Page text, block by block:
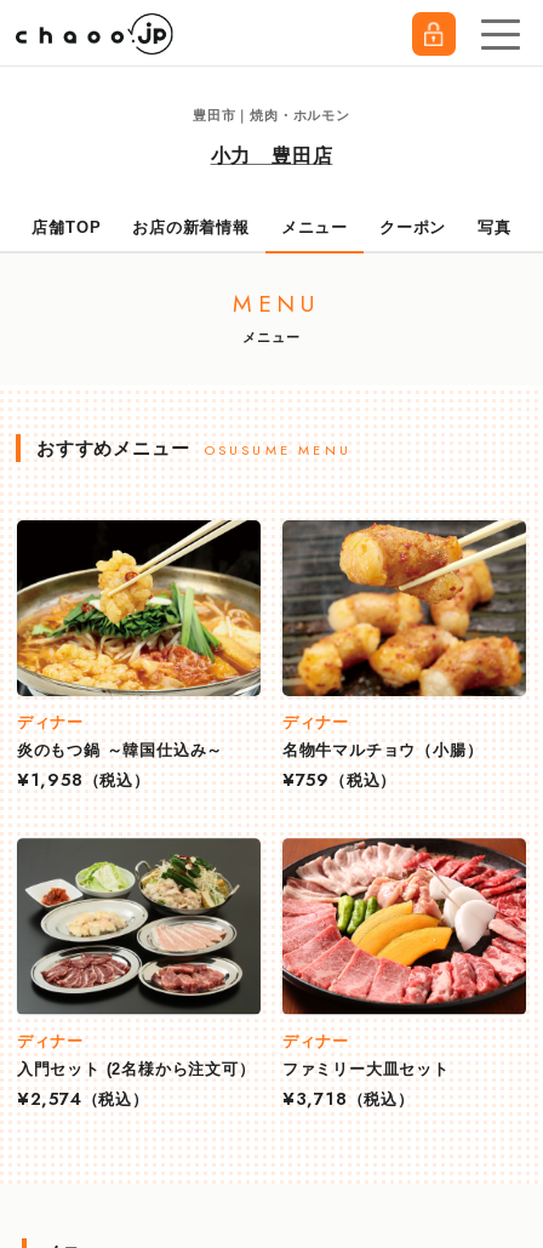
豊田市｜焼肉・ホルモン
小力 豊田店
店舗TOP お店の新着情報 メニュー クーポン 写真
MENU
メニュー
おすすめメニュー OSUSUME MENU
ディナー
炎のもつ鍋 ～韓国仕込み～
¥1,958 （税込）
ディナー
名物牛マルチョウ（小腸）
¥759 （税込）
ディナー
入門セット (2名様から注文可）
¥2,574 （税込）
ディナー
ファミリー大皿セット
¥3,718（税込）